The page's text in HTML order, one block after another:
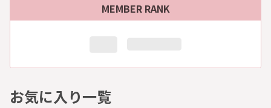
MEMBER RANK
お気に入り一覧